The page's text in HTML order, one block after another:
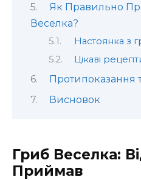
Як Правильно
Веселка?
Настоянка з
Цікаві
Протипоказання
Висновок
Гриб Веселка:
Приймав